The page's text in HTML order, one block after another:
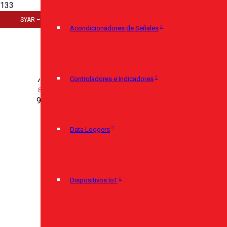
SYAR – Cerro Largo 920 – 11100 Montevideo – (+598) 29085350
Acondicionadores de Señales
Controladores e Indicadores
Data Loggers
Dispositivos IoT
Termostatos